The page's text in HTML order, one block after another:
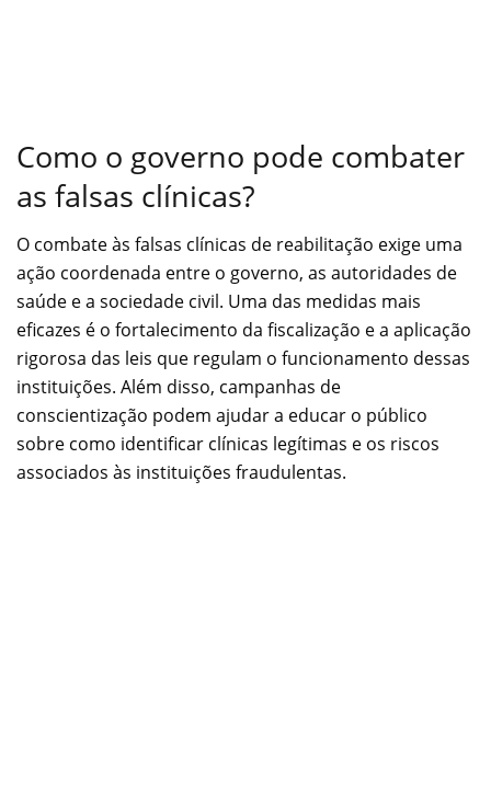
Como o governo pode combater
as falsas clínicas?
O combate às falsas clínicas de reabilitação exige uma
ação coordenada entre o governo, as autoridades de
saúde e a sociedade civil. Uma das medidas mais
eficazes é o fortalecimento da fiscalização e a aplicação
rigorosa das leis que regulam o funcionamento dessas
instituições. Além disso, campanhas de
conscientização podem ajudar a educar o público
sobre como identificar clínicas legítimas e os riscos
associados às instituições fraudulentas.